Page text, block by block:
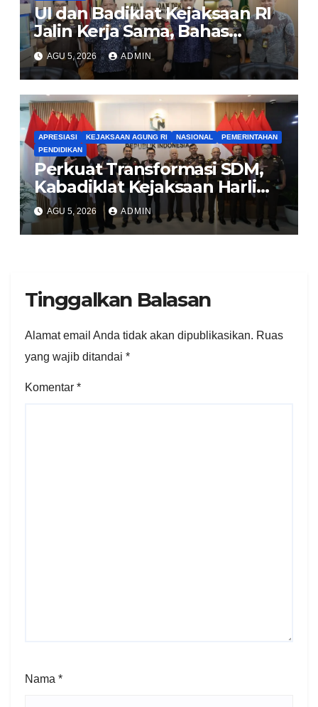
UI dan Badiklat Kejaksaan RI
Jalin Kerja Sama, Bahas
Pembentukan Pusat Studi
Kajian Kejaksaan
AGU 5, 2026 ADMIN
APRESIASI KEJAKSAAN AGUNG RI NASIONAL
PEMERINTAHAN
PENDIDIKAN
Perkuat Transformasi SDM,
Kabadiklat Kejaksaan Harli
Siregar Jalin Sinergi dengan
LAN RI
AGU 5, 2026 ADMIN
Tinggalkan Balasan
Alamat email Anda tidak akan dipublikasikan. Ruas
yang wajib ditandai *
Komentar *
Nama *